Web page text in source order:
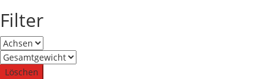
Filter
Löschen